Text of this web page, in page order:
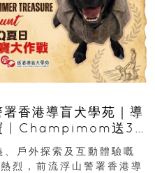
署香港導盲犬學苑｜導
| Champimom送3
戶外探索及互動體驗嘅
烈，前流浮山警署香港導